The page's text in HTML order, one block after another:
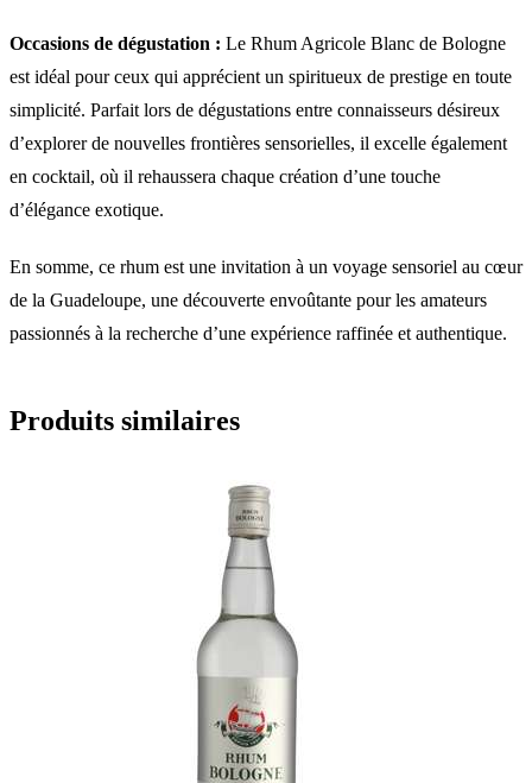
Occasions de dégustation : Le Rhum Agricole Blanc de Bologne
est idéal pour ceux qui apprécient un spiritueux de prestige en toute
simplicité. Parfait lors de dégustations entre connaisseurs désireux
d’explorer de nouvelles frontières sensorielles, il excelle également
en cocktail, où il rehaussera chaque création d’une touche
d’élégance exotique.
En somme, ce rhum est une invitation à un voyage sensoriel au cœur
de la Guadeloupe, une découverte envoûtante pour les amateurs
passionnés à la recherche d’une expérience raffinée et authentique.
Produits similaires